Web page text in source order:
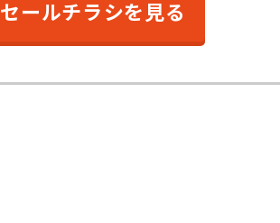
セールチラシを見る